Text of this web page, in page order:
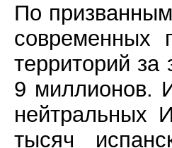
По
современных
территорий
9 миллионов.
нейтральных
тысяч